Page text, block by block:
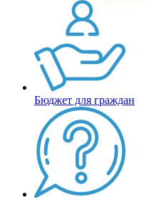
Бюджет для граждан